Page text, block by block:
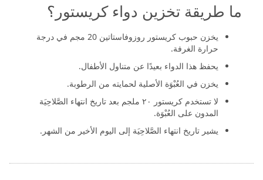
ما طريقة تخزين دواء كريستور؟
يخزن حبوب كريستور روزوفاستاتين 20 مجم في درجة
حرارة الغرفة.
يحفظ هذا الدواء بعيدًا عن متناول الأطفال.
يخزن في العُبْوَة الأصلية لحمايته من الرطوبة.
لا تستخدم كريستور ٢٠ ملجم بعد تاريخ انتهاء الصَّلاحِيَة
المدون على العُبْوَة.
يشير تاريخ انتهاء الصَّلاحِيَة إلى اليوم الأخير من الشهر.